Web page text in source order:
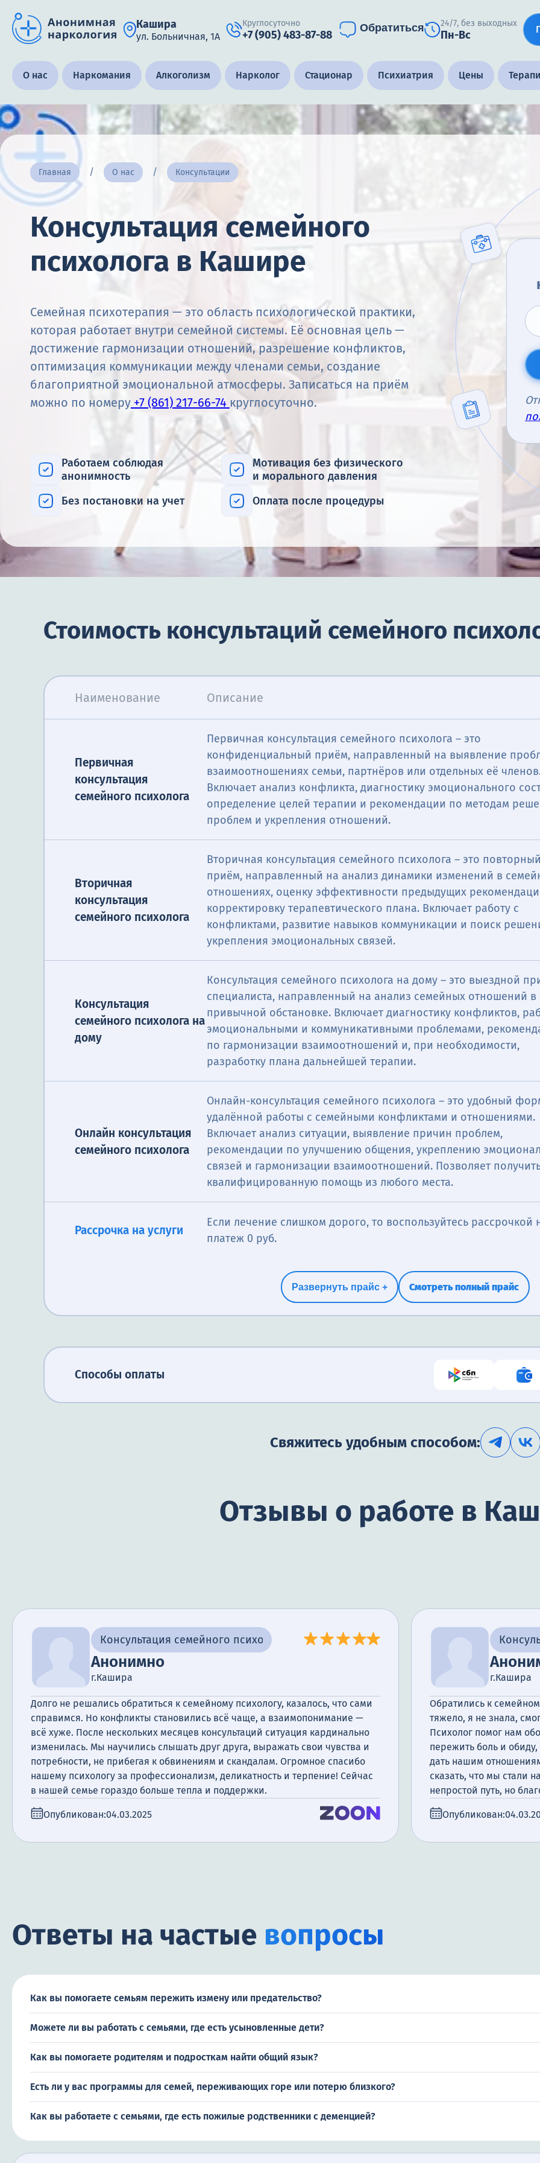
Кашира
ул. Больничная, 1А
Круглосуточно
+7 (905) 483-87-88
Обратиться 24/7, без выходных
Пн-Вс
Получить помощь специалиста
Круглосуточно, анонимно
+7 (905) 483-87-88
Адрес call-центра
Кашира, ул. Больничная, 1А
О нас Наркомания Алкоголизм Нарколог Стационар Психиатрия Цены
Главная О нас Консультации
Консультация семейного
психолога в Кашире
Семейная психотерапия — это область психологической практики,
которая работает внутри семейной системы. Её основная цель —
достижение гармонизации отношений, разрешение конфликтов,
оптимизация коммуникации между членами семьи, создание
благоприятной эмоциональной атмосферы. Записаться на приём
можно по номеру +7 (861) 217-66-74 круглосуточно.
Работаем соблюдая
анонимность
Мотивация без физического
и морального давления
Без постановки на учет
Оплата после процедуры
Стоимость консультаций семейного
Наименование Описание
Первичная
консультация
семейного психолога
Первичная консультация семейного психолога – это
конфиденциальный приём, направленный на выявление
взаимоотношениях семьи, партнёров или отдельных её
Включает анализ конфликта, диагностику эмоционального
определение целей терапии и рекомендации по методам
проблем и укрепления отношений.
Вторичная
консультация
семейного психолога
Вторичная консультация семейного психолога – это
приём, направленный на анализ динамики изменений в
отношениях, оценку эффективности предыдущих
корректировку терапевтического плана. Включает работу с
конфликтами, развитие навыков коммуникации и поиск
укрепления эмоциональных связей.
Консультация
семейного психолога на
дому
Консультация семейного психолога на дому – это выездной
специалиста, направленный на анализ семейных отношений в
привычной обстановке. Включает диагностику конфликтов,
эмоциональными и коммуникативными проблемами,
по гармонизации взаимоотношений и, при необходимости,
разработку плана дальнейшей терапии.
Онлайн консультация
семейного психолога
Онлайн-консультация семейного психолога – это удобный
удалённой работы с семейными конфликтами и отношениями.
Включает анализ ситуации, выявление причин проблем,
рекомендации по улучшению общения, укреплению
связей и гармонизации взаимоотношений. Позволяет
квалифицированную помощь из любого места.
Рассрочка на услуги
Если лечение слишком дорого, то воспользуйтесь
платеж 0 руб.
Развернуть прайс + Смотреть полный прайс
Способы оплаты
Свяжитесь удобным способом:
Отзывы о работе в
Консультация семейного психолога
Анонимно
г.Кашира
Долго не решались обратиться к семейному психологу, казалось, что сами
справимся. Но конфликты становились всё чаще, а взаимопонимание —
всё хуже. После нескольких месяцев консультаций ситуация кардинально
изменилась. Мы научились слышать друг друга, выражать свои чувства и
потребности, не прибегая к обвинениям и скандалам. Огромное спасибо
нашему психологу за профессионализм, деликатность и терпение! Сейчас
в нашей семье гораздо больше тепла и поддержки.
Опубликован:04.03.2025
г.Кашира
Обратились к
тяжело, я не знала,
Психолог помог нам
пережить боль и
дать нашим
сказать, что мы стали
непростой путь, но
Опубликован:
Ответы на частые вопросы
Как вы помогаете семьям пережить измену или предательство?
Можете ли вы работать с семьями, где есть усыновленные дети?
Как вы помогаете родителям и подросткам найти общий язык?
Есть ли у вас программы для семей, переживающих горе или потерю близкого?
Как вы работаете с семьями, где есть пожилые родственники с деменцией?